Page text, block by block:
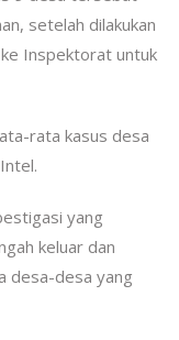
setelah dilakukan
Inspektorat untuk
rata kasus desa
yang
keluar dan
desa-desa yang